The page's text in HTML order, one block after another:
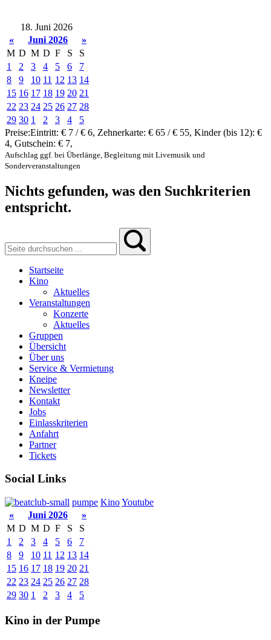
18. Juni 2026
«
Juni 2026
»
M D M D F S
S
1
2 3 4 5 6
7
8
9 10 11 12 13 14
15 16 17 18 19 20 21
22 23 24 25 26 27 28
29 30 1 2 3 4
5
Preise:Eintritt: € 7 / € 6, Zehnerkarte: € 65 / € 55, Kinder (bis 12): €
4, Gutschein: € 7,
Aufschlag ggf. bei Überlänge, Begleitung mit Livemusik und
Sonderveranstaltungen
Nichts gefunden, was den Suchkriterien
entspricht.
Startseite
Kino
Aktuelles
Veranstaltungen
Konzerte
Aktuelles
Gruppen
Übersicht
Über uns
Service & Vermietung
Kneipe
Newsletter
Kontakt
Jobs
Einlasskriterien
Anfahrt
Partner
Tickets
Social Links
pumpe KinoYoutube
«
Juni 2026
»
M D M D F S
S
1
2 3 4 5 6
7
8
9 10 11 12 13 14
15 16 17 18 19 20 21
22 23 24 25 26 27 28
29 30 1 2 3 4 5
Kino in der Pumpe